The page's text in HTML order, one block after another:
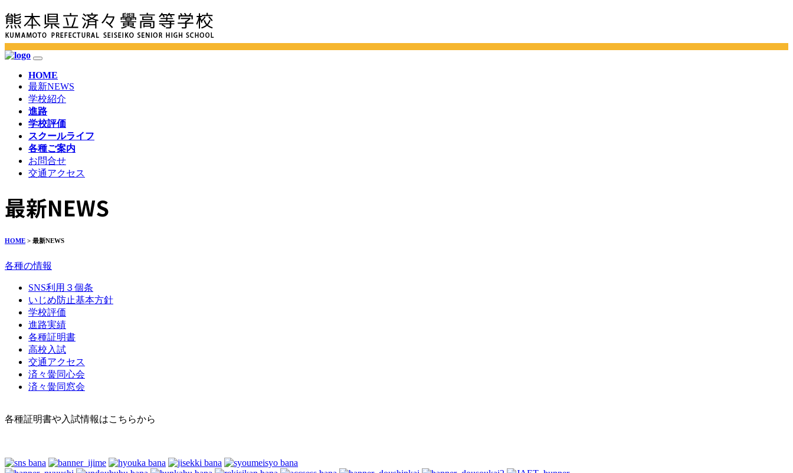
HOME
最新NEWS
学校紹介
進路
学校評価
スクールライフ
各種ご案内
お問合せ
交通アクセス
最新NEWS
HOME > 最新NEWS
各種の情報
SNS利用３個条
いじめ防止基本方針
学校評価
進路実績
各種証明書
高校入試
交通アクセス
済々黌同心会
済々黌同窓会
各種証明書や入試情報はこちらから